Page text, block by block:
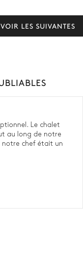
VOIR LES SUIVANTES
Le chalet
au long de notre
notre chef était un